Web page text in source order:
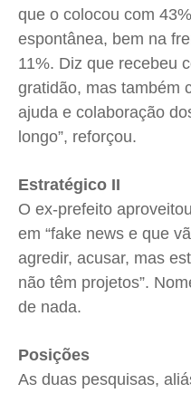
que o colocou com
espontânea, bem na
11%. Diz que recebeu
gratidão, mas também
ajuda e colaboração
longo”, reforçou.
Estratégico II
O ex-prefeito
em “fake news e que
agredir, acusar, mas
não têm projetos”.
de nada.
Posições
As duas pesquisas,